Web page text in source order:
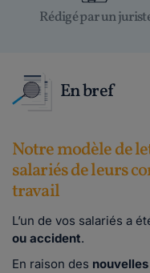
Rédigé par un
En bref
Notre modèle de
salariés de leurs
travail
L’un de vos salariés a
ou accident.
En raison des